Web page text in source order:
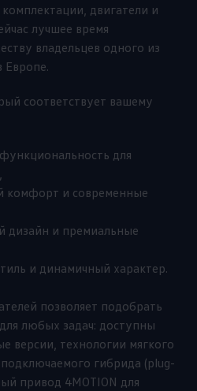
двигатели и
лучшее время
владельцев одного из
Европе.
соответствует вашему
для
комфорт и современные
дизайн и премиальные
и динамичный характер.
позволяет подобрать
любых задач: доступны
версии, технологии мягкого
гибрида (plug-
привод 4MOTION для